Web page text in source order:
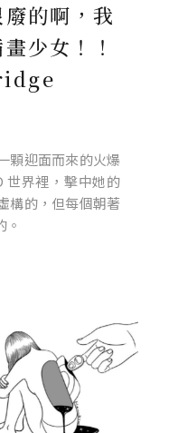
的啊，我
少女！！
顆迎面而來的火爆
世界裡，擊中她的
構的，但每個朝著